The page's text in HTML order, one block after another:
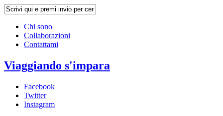
Chi sono
Collaborazioni
Contattami
Viaggiando s'impara
Facebook
Twitter
Instagram